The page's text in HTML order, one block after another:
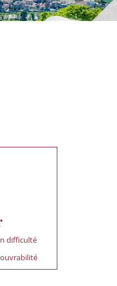
difficulté